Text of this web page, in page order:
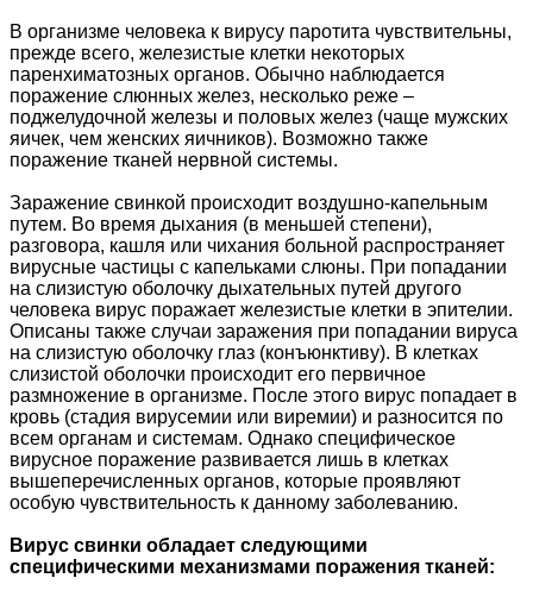
В организме человека к вирусу паротита чувствительны,
прежде всего, железистые клетки некоторых
паренхиматозных органов. Обычно наблюдается
поражение слюнных желез, несколько реже –
поджелудочной железы и половых желез (чаще мужских
яичек, чем женских яичников). Возможно также
поражение тканей нервной системы.
Заражение свинкой происходит воздушно-капельным
путем. Во время дыхания (в меньшей степени),
разговора, кашля или чихания больной распространяет
вирусные частицы с капельками слюны. При попадании
на слизистую оболочку дыхательных путей другого
человека вирус поражает железистые клетки в эпителии.
Описаны также случаи заражения при попадании вируса
на слизистую оболочку глаз (конъюнктиву). В клетках
слизистой оболочки происходит его первичное
размножение в организме. После этого вирус попадает в
кровь (стадия вирусемии или виремии) и разносится по
всем органам и системам. Однако специфическое
вирусное поражение развивается лишь в клетках
вышеперечисленных органов, которые проявляют
особую чувствительность к данному заболеванию.
Вирус свинки обладает следующими
специфическими механизмами поражения тканей: